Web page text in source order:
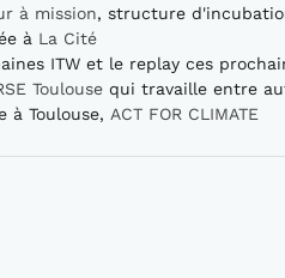
à mission, structure
à La Cité
ITW et le replay ces
Toulouse qui travaille entre
à Toulouse, ACT FOR CLIMATE